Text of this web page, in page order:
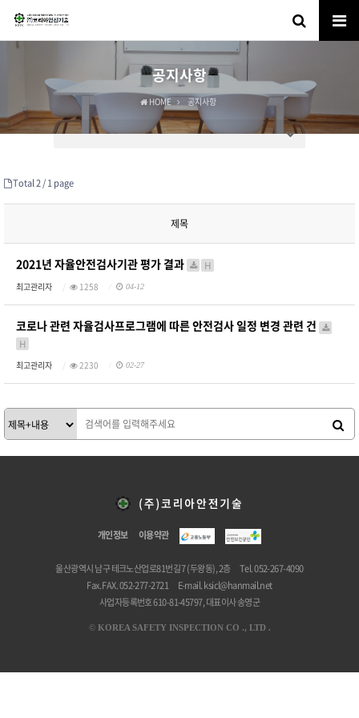
공지사항
HOME 공지사항
Total 2 /1 page
제목
2021년 자율안전검사기관 평가 결과 H
최고관리자 1258 04-12
코로나 관련 자율검사프로그램에 따른 안전검사 일정 변경 관련 건
H
최고관리자 2230 02-27
개인정보 이용약관
울산광역시 남구 테크노산업로81번길 7 (두왕동), 2층
Tel. 052-267-4090
Fax. FAX. 052-277-2721
E-mail.ksicl@hanmail.net
사업자등록번호 610-81-45797, 대표이사 송영군
© KOREA SAFETY INSPECTION CO ., LTD .